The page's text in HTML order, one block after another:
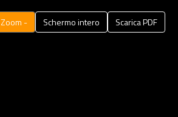
Zoom - Schermo intero Scarica PDF